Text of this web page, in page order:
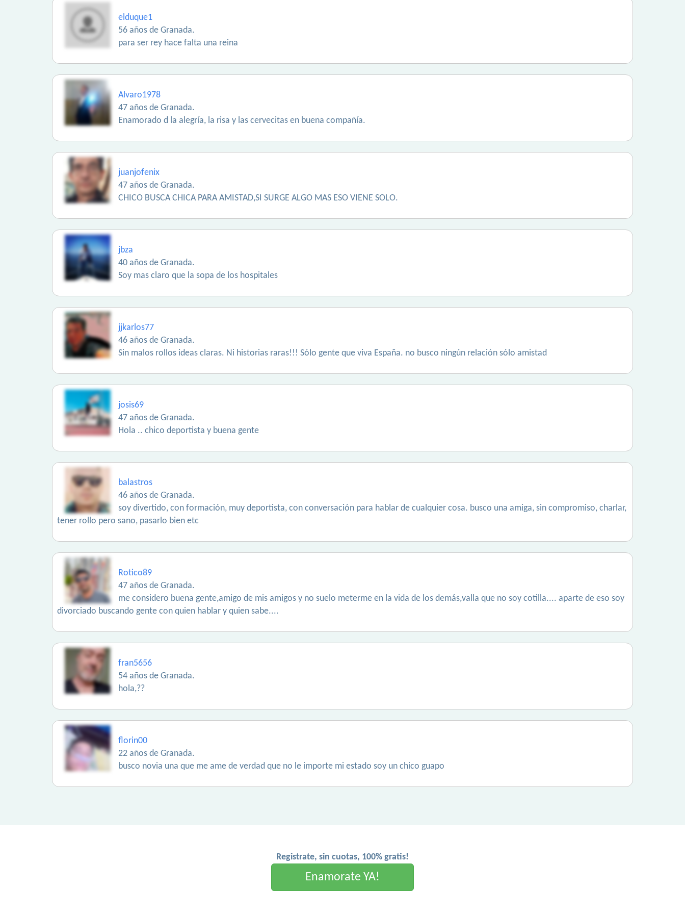
elduque1
56 años de Granada.
para ser rey hace falta una reina
Alvaro1978
47 años de Granada.
Enamorado d la alegría, la risa y las cervecitas en buena compañía.
juanjofenix
47 años de Granada.
CHICO BUSCA CHICA PARA AMISTAD,SI SURGE ALGO MAS ESO VIENE SOLO.
jbza
40 años de Granada.
Soy mas claro que la sopa de los hospitales
jjkarlos77
46 años de Granada.
Sin malos rollos ideas claras. Ni historias raras!!! Sólo gente que viva España. no busco ningún relación sólo amistad
josis69
47 años de Granada.
Hola .. chico deportista y buena gente
balastros
46 años de Granada.
soy divertido, con formación, muy deportista, con conversación para hablar de cualquier cosa. busco una amiga, sin compromiso, charlar,
tener rollo pero sano, pasarlo bien etc
Rotico89
47 años de Granada.
me considero buena gente,amigo de mis amigos y no suelo meterme en la vida de los demás,valla que no soy cotilla.... aparte de eso soy
divorciado buscando gente con quien hablar y quien sabe....
fran5656
54 años de Granada.
hola,??
florin00
22 años de Granada.
busco novia una que me ame de verdad que no le importe mi estado soy un chico guapo
Registrate, sin cuotas, 100% gratis!
Enamorate YA!